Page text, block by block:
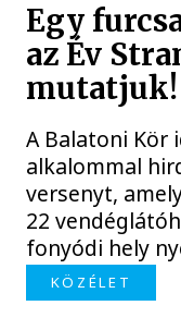
Egy
az Év
mutatjuk!
A Balatoni Kör
alkalommal
versenyt,
22
fonyódi hely
KÖZÉLET